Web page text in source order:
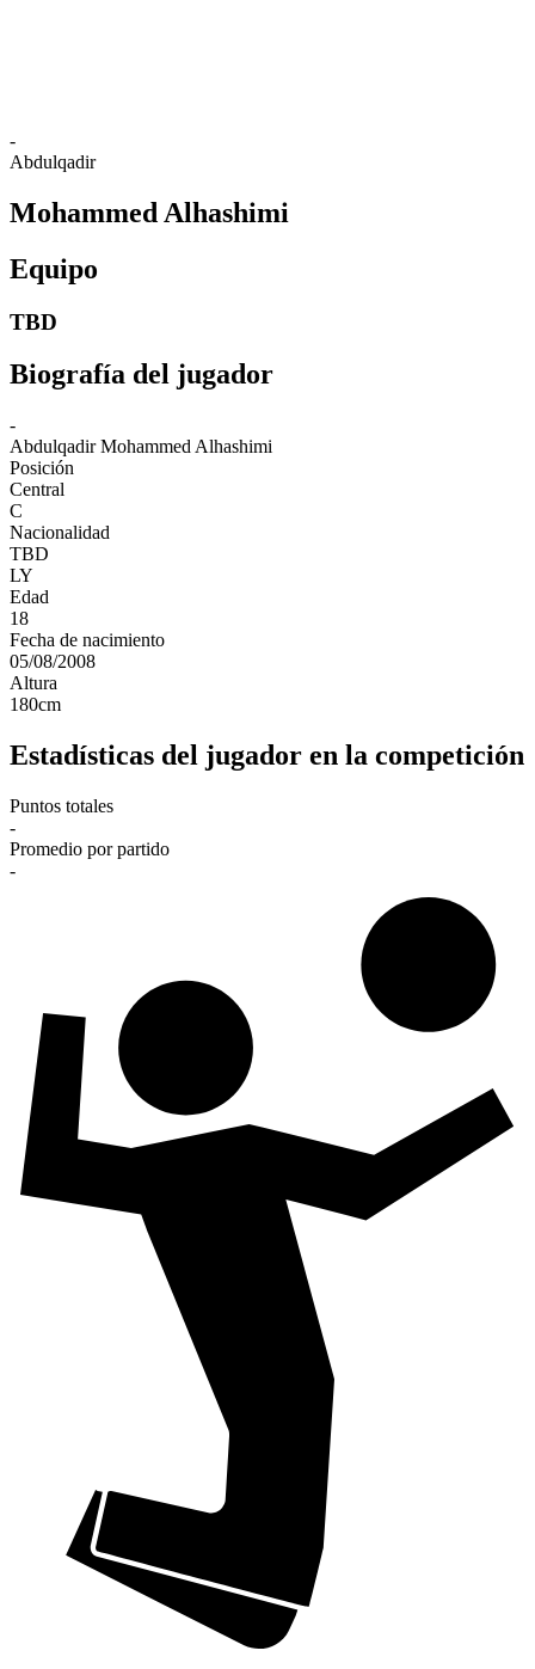
-
Abdulqadir
Mohammed Alhashimi
Equipo
TBD
Biografía del jugador
-
Abdulqadir Mohammed Alhashimi
Posición
Central
C
Nacionalidad
TBD
LY
Edad
18
Fecha de nacimiento
05/08/2008
Altura
180cm
Estadísticas del jugador en la competición
Puntos totales
-
Promedio por partido
-